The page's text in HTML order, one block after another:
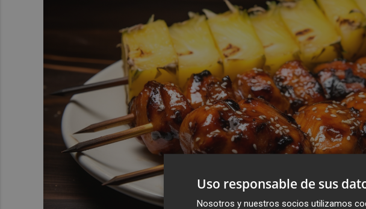
Uso responsable de sus
Nosotros y nuestros socios utilizamos